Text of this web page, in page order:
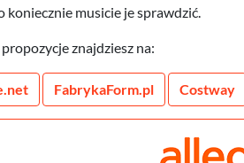
koniecznie musicie je sprawdzić.
znajdziesz na:
FabrykaForm.pl Costway